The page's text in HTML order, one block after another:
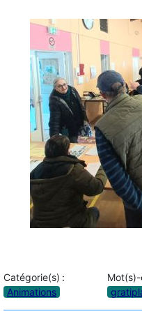
Catégorie(s) :
Animations